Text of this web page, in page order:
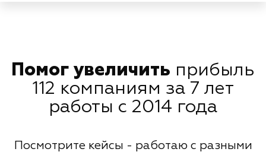
Помог увеличить прибыль
112 компаниям за 7 лет
работы с 2014 года
Посмотрите кейсы - работаю с разными